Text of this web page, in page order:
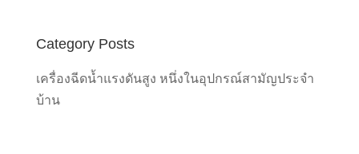
Category Posts
เครื่องฉีดน้ำแรงดันสูง หนึ่งในอุปกรณ์สามัญประจำ
บ้าน